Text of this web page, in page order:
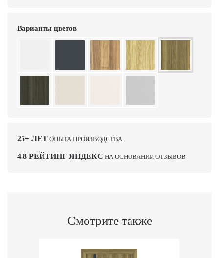
Варианты цветов
25+ ЛЕТ ОПЫТА ПРОИЗВОДСТВА
4.8 РЕЙТИНГ ЯНДЕКС НА ОСНОВАНИИ ОТЗЫВОВ
Смотрите также